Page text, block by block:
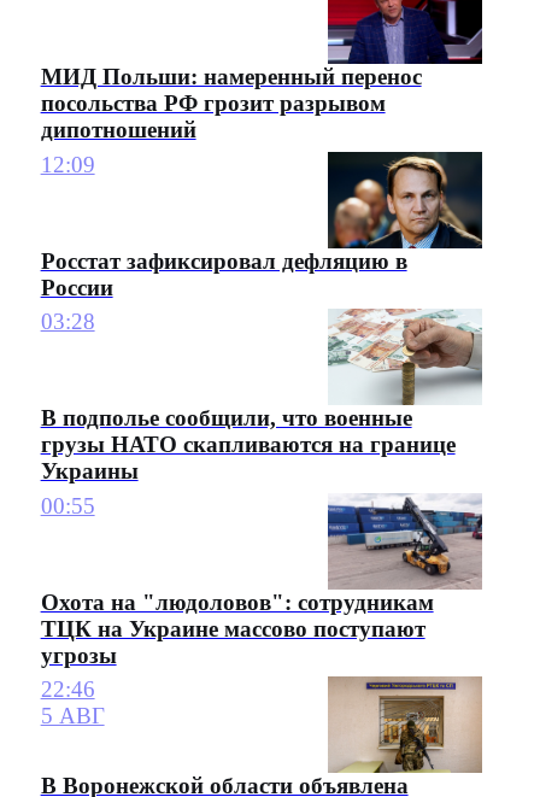
МИД Польши: намеренный перенос
посольства РФ грозит разрывом
дипотношений
12:09
Росстат зафиксировал дефляцию в
России
03:28
В подполье сообщили, что военные
грузы НАТО скапливаются на границе
Украины
00:55
Охота на "людоловов": сотрудникам
ТЦК на Украине массово поступают
угрозы
22:46
5 АВГ
В Воронежской области объявлена